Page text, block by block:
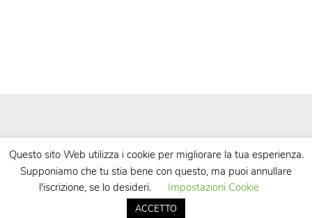
| Powered byWordPress| Theme byTheBootstrapThemes
Questo sito Web utilizza i cookie per migliorare la tua esperienza.
Supponiamo che tu stia bene con questo, ma puoi annullare
l'iscrizione, se lo desideri.
Impostazioni Cookie
ACCETTO